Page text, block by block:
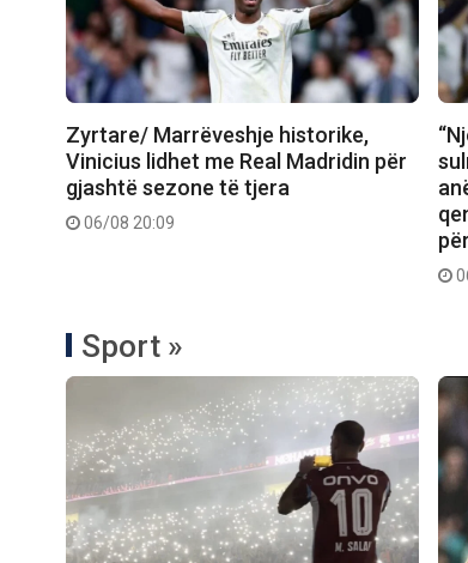
Zyrtare/ Marrëveshje historike,
Vinicius lidhet me Real Madridin për
gjashtë sezone të tjera
06/08 20:09
Sport »